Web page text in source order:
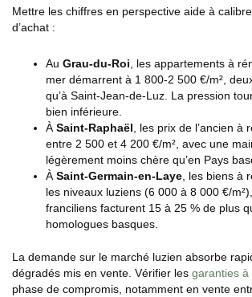
Mettre les chiffres en perspective aide à
d’achat :
Au Grau-du-Roi , les appartements à
mer démarrent à 1 800-2 500 €/m²,
qu’à Saint-Jean-de-Luz. La pression
bien inférieure.
À Saint-Raphaël , les prix de l’ancien à
entre 2 500 et 4 200 €/m², avec une
légèrement moins chère qu’en Pays
À Saint-Germain-en-Laye , les biens à
les niveaux luziens (6 000 à 8 000 €/
franciliens facturent 15 à 25 % de plus
homologues basques.
La demande sur le marché luzien absorbe
dégradés mis en vente. Vérifier les garanties à
phase de compromis, notamment en vente